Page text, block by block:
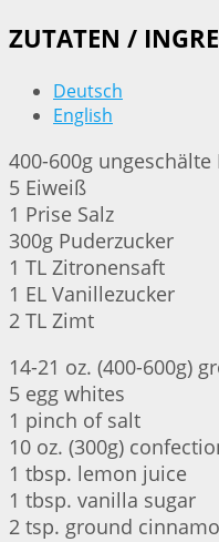
ZUTATEN /
Deutsch
English
400-600g
5 Eiweiß
1 Prise Salz
300g Puderzucker
1 TL Zitronensaft
1 EL Vanillezucker
2 TL Zimt
14-21 oz. (400-600g)
5 egg whites
1 pinch of salt
10 oz. (300g)
1 tbsp. lemon juice
1 tbsp. vanilla sugar
2 tsp. ground